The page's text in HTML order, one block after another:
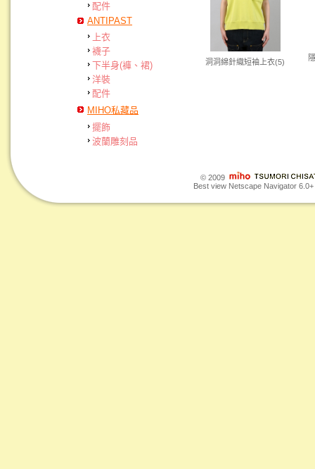
配件
ANTIPAST
上衣
襪子
下半身(褲、裙)
洋裝
配件
MIHO私藏品
擺飾
波蘭雕刻品
洞洞綿針織短袖上衣(5)
© 2009
Best view Netscape Navigator